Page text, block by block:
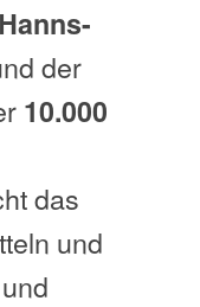
Hanns-
der
10.000
das
und